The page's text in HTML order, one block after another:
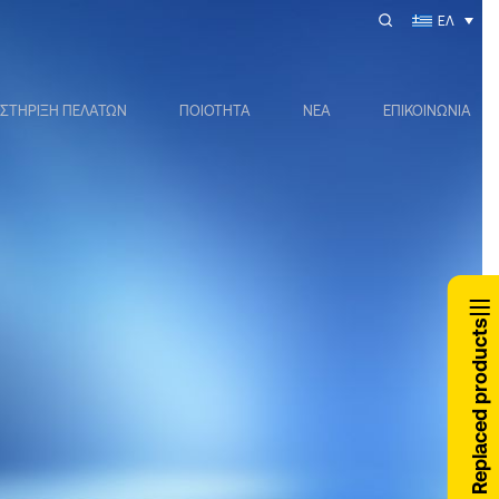
ΕΛ
ΠΕΛΑΤΩΝ ΠΟΙΟΤΗΤΑ ΝΕΑ ΕΠΙΚΟΙΝΩΝΙΑ
Replaced products